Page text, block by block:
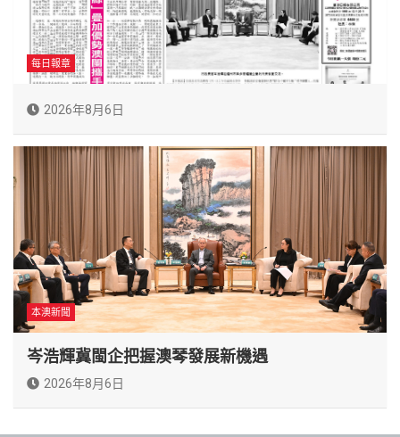
每日報章
2026年8月6日
本澳新聞
岑浩輝冀閩企把握澳琴發展新機遇
2026年8月6日